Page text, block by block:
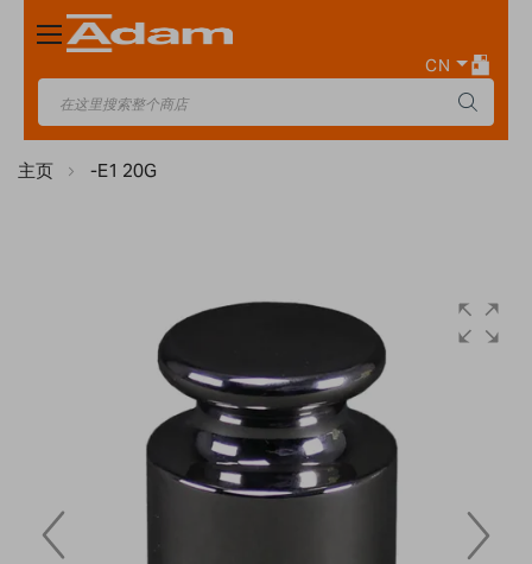
Toggle
Nav
CN
主页 -E1 20G